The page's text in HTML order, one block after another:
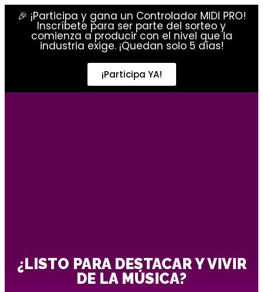
🎉 ¡Participa y gana un Controlador MIDI PRO!
Inscríbete para ser parte del sorteo y
comienza a producir con el nivel que la
industria exige. ¡Quedan solo 5 días!
¡Participa YA!
¿LISTO PARA DESTACAR Y VIVIR
DE LA MÚSICA?